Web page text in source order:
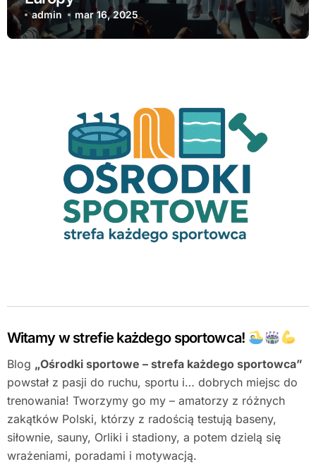
admin mar 16, 2025
Witamy w strefie każdego sportowca!
Blog „Ośrodki sportowe – strefa każdego sportowca”
powstał z pasji do ruchu, sportu i… dobrych miejsc do
trenowania! Tworzymy go my – amatorzy z różnych
zakątków Polski, którzy z radością testują baseny,
siłownie, sauny, Orliki i stadiony, a potem dzielą się
wrażeniami, poradami i motywacją.